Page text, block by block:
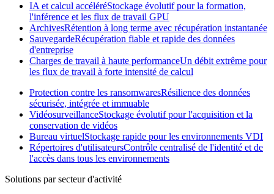
IA et calcul accéléréStockage évolutif pour la formation,
l'inférence et les flux de travail GPU
ArchivesRétention à long terme avec récupération instantanée
SauvegardeRécupération fiable et rapide des données
d'entreprise
Charges de travail à haute performanceUn débit extrême pour
les flux de travail à forte intensité de calcul
Protection contre les ransomwaresRésilience des données
sécurisée, intégrée et immuable
VidéosurveillanceStockage évolutif pour l'acquisition et la
conservation de vidéos
Bureau virtuelStockage rapide pour les environnements VDI
Répertoires d'utilisateursContrôle centralisé de l'identité et de
l'accès dans tous les environnements
Solutions par secteur d'activité